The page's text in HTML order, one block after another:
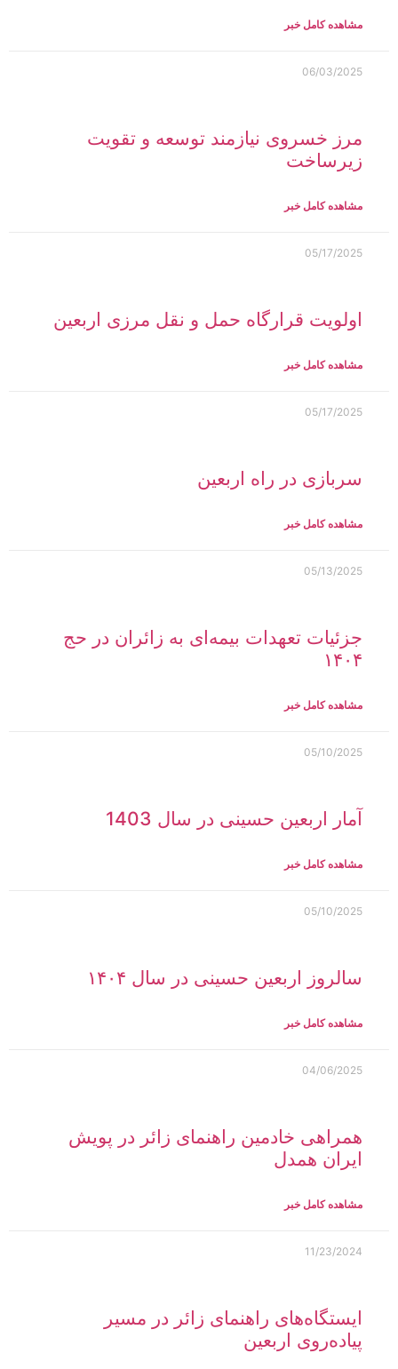
مشاهده کامل خبر
06/03/2025
مرز خسروی نیازمند توسعه و تقویت
زیرساخت‌
مشاهده کامل خبر
05/17/2025
اولویت قرارگاه حمل و نقل مرزی اربعین
مشاهده کامل خبر
05/17/2025
سربازی در راه اربعین
مشاهده کامل خبر
05/13/2025
جزئیات تعهدات بیمه‌ای به زائران در حج
۱۴۰۴
مشاهده کامل خبر
05/10/2025
آمار اربعین حسینی در سال 1403
مشاهده کامل خبر
05/10/2025
سالروز اربعین حسینی در سال ۱۴۰۴
مشاهده کامل خبر
04/06/2025
همراهی خادمین راهنمای زائر در پویش
ایران همدل
مشاهده کامل خبر
11/23/2024
ایستگاه‌های راهنمای زائر در مسیر
پیاده‌روی اربعین